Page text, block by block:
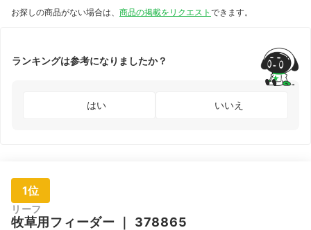
お探しの商品がない場合は、 商品の掲載をリクエスト できます。
ランキングは参考になりましたか？
はい いいえ
1位
リーフ
牧草用フィーダー ｜ 378865